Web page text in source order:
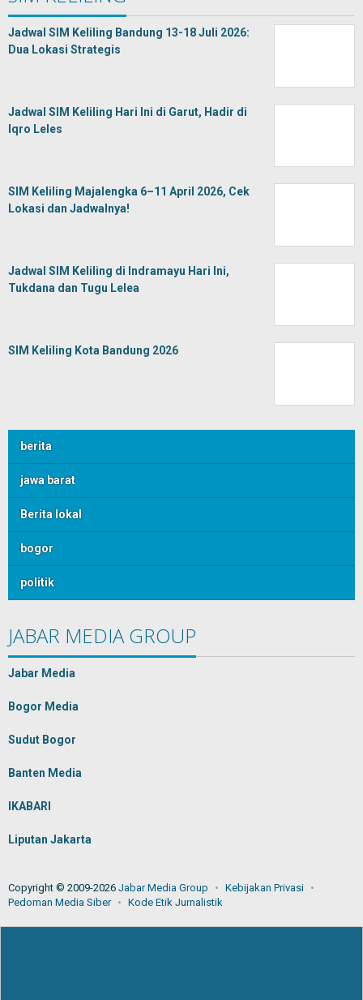
Jadwal SIM Keliling Bandung 13-18 Juli 2026:
Dua Lokasi Strategis
Jadwal SIM Keliling Hari Ini di Garut, Hadir di
Iqro Leles
SIM Keliling Majalengka 6–11 April 2026, Cek
Lokasi dan Jadwalnya!
Jadwal SIM Keliling di Indramayu Hari Ini,
Tukdana dan Tugu Lelea
SIM Keliling Kota Bandung 2026
berita
jawa barat
Berita lokal
bogor
politik
JABAR MEDIA GROUP
Jabar Media
Bogor Media
Sudut Bogor
Banten Media
IKABARI
Liputan Jakarta
Copyright © 2009-2026 Jabar Media Group
Kebijakan Privasi
Pedoman Media Siber
Kode Etik Jurnalistik